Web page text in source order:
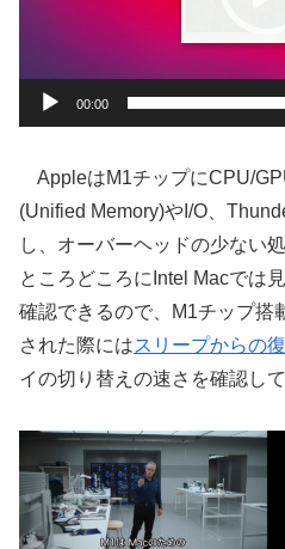
00:00
AppleはM1チップにCPU/
(Unified Memory)やI/O、
し、オーバーヘッドの少ない
ところどころにIntel Macでは
確認できるので、M1チップ搭
された際にはスリープからの
イの切り替えの速さを確認し